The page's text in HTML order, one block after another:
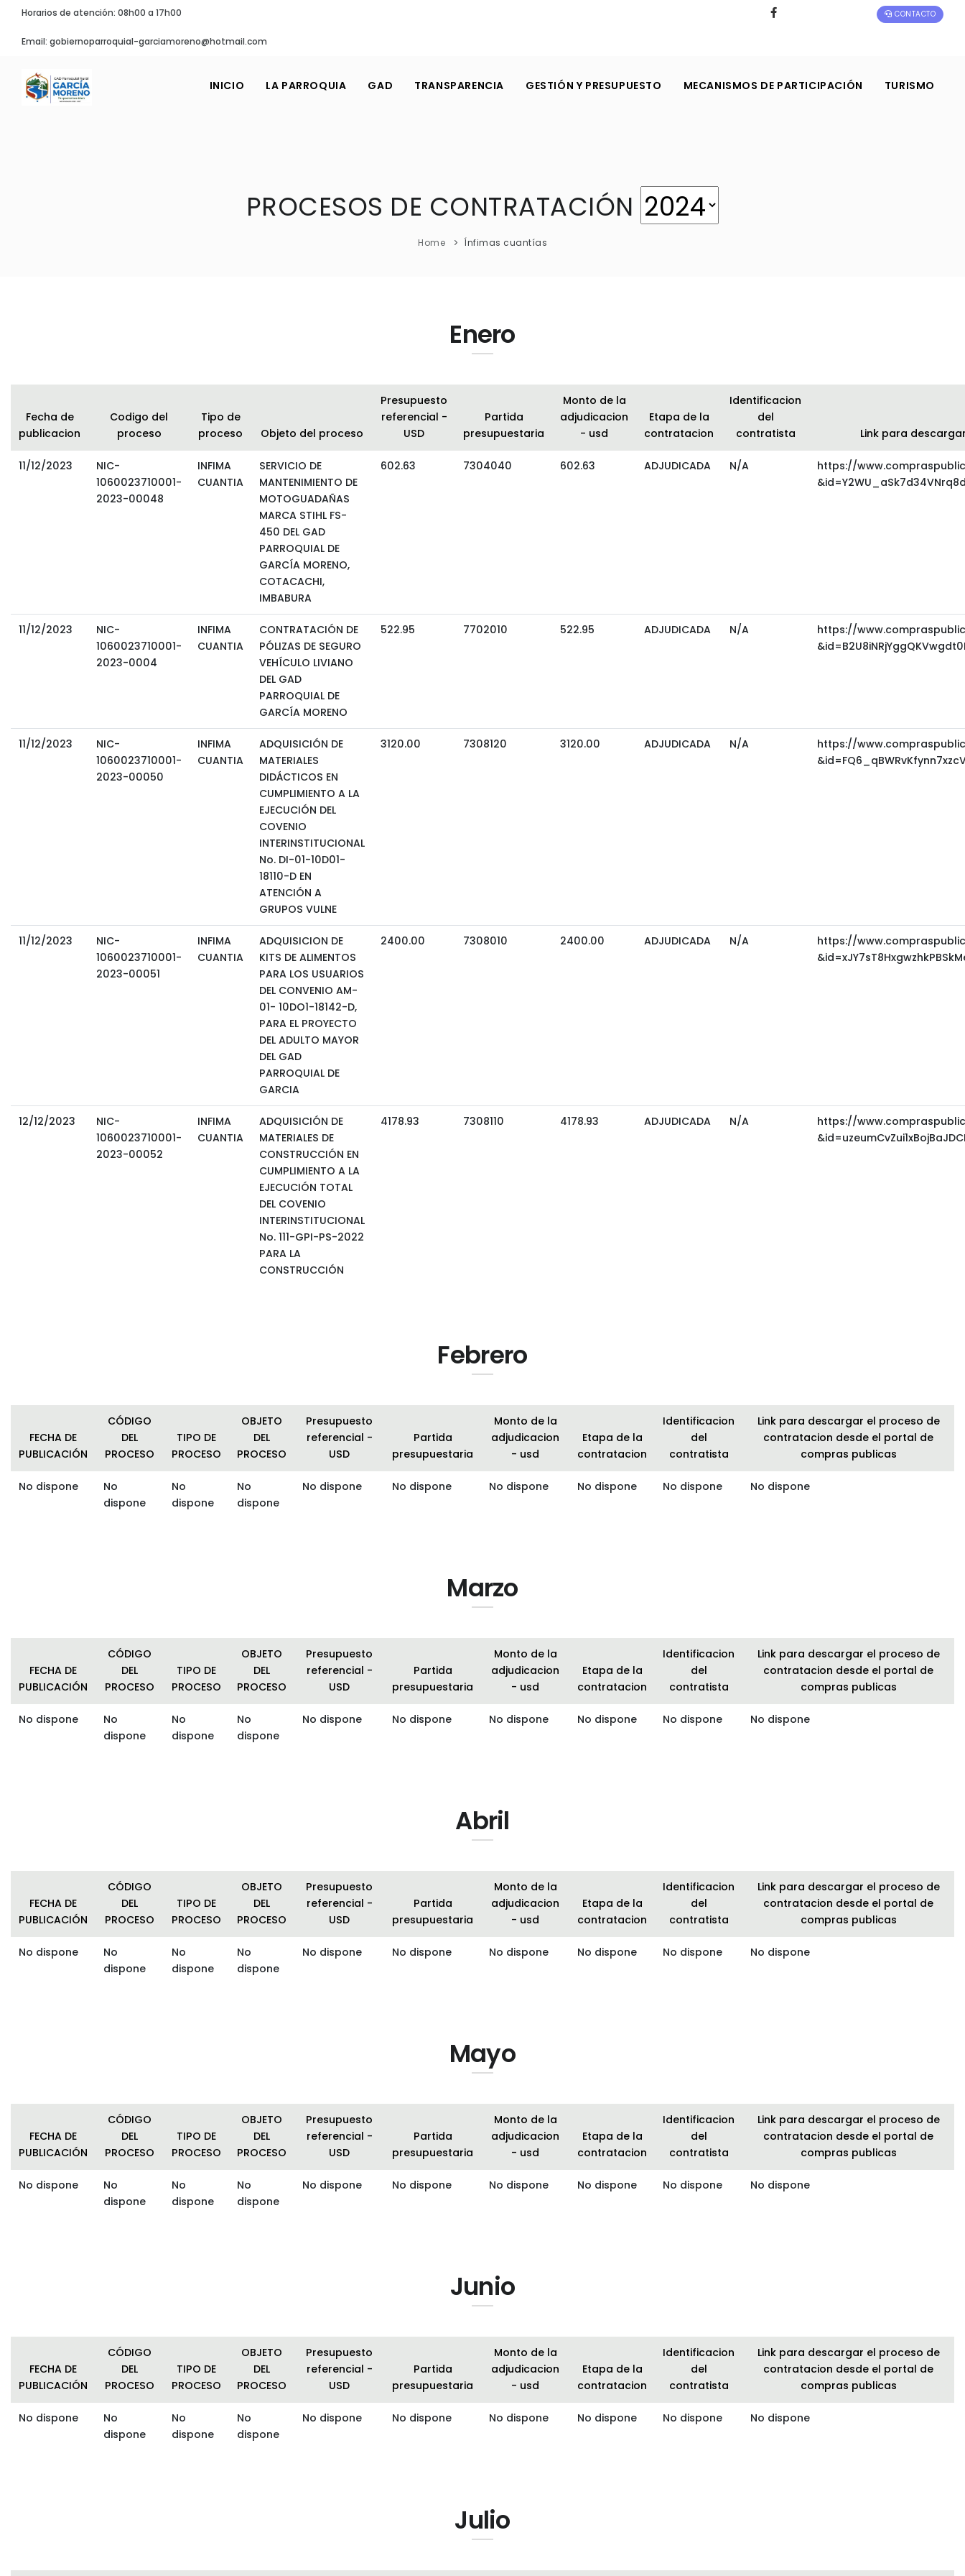
Horarios de atención: 08h00 a 17h00
Email: gobiernoparroquial-garciamoreno@hotmail.com
CONTACTO
INICIO LA PARROQUIA GAD TRANSPARENCIA GESTIÓN Y PRESUPUESTO MECANISMOS DE PARTICIPACIÓN TURISMO
PROCESOS DE CONTRATACIÓN
Home Ínfimas cuantías
Enero
Fecha de
publicacion
Codigo del
proceso
Tipo de
proceso
Objeto del proceso
Presupuesto
referencial -
USD
Partida
presupuestaria
Monto de la
adjudicacion
- usd
Etapa de la
contratacion
Identificacion
del
contratista
Link para
11/12/2023
NIC-
1060023710001-
2023-00048
INFIMA
CUANTIA
SERVICIO DE
MANTENIMIENTO DE
MOTOGUADAÑAS
MARCA STIHL FS-
450 DEL GAD
PARROQUIAL DE
GARCÍA MORENO,
COTACACHI,
IMBABURA
602.63 7304040 602.63 ADJUDICADA N/A
https://
11/12/2023
NIC-
1060023710001-
2023-0004
INFIMA
CUANTIA
CONTRATACIÓN DE
PÓLIZAS DE SEGURO
VEHÍCULO LIVIANO
DEL GAD
PARROQUIAL DE
GARCÍA MORENO
522.95 7702010 522.95 ADJUDICADA N/A
https://
11/12/2023
NIC-
1060023710001-
2023-00050
INFIMA
CUANTIA
ADQUISICIÓN DE
MATERIALES
DIDÁCTICOS EN
CUMPLIMIENTO A LA
EJECUCIÓN DEL
COVENIO
INTERINSTITUCIONAL
No. DI-01-10D01-
18110-D EN
ATENCIÓN A
GRUPOS VULNE
3120.00 7308120 3120.00 ADJUDICADA N/A
https://
11/12/2023
NIC-
1060023710001-
2023-00051
INFIMA
CUANTIA
ADQUISICION DE
KITS DE ALIMENTOS
PARA LOS USUARIOS
DEL CONVENIO AM-
01- 10DO1-18142-D,
PARA EL PROYECTO
DEL ADULTO MAYOR
DEL GAD
PARROQUIAL DE
GARCIA
2400.00 7308010 2400.00 ADJUDICADA N/A
https://
12/12/2023
NIC-
1060023710001-
2023-00052
INFIMA
CUANTIA
ADQUISICIÓN DE
MATERIALES DE
CONSTRUCCIÓN EN
CUMPLIMIENTO A LA
EJECUCIÓN TOTAL
DEL COVENIO
INTERINSTITUCIONAL
No. 111-GPI-PS-2022
PARA LA
CONSTRUCCIÓN
4178.93 7308110 4178.93 ADJUDICADA N/A
https://
Febrero
FECHA DE
PUBLICACIÓN
CÓDIGO
DEL
PROCESO
TIPO DE
PROCESO
OBJETO
DEL
PROCESO
Presupuesto
referencial -
USD
Partida
presupuestaria
Monto de la
adjudicacion
- usd
Etapa de la
contratacion
Identificacion
del
contratista
Link para descargar el proceso de
contratacion desde el portal de
compras publicas
No dispone
No
dispone
No
dispone
No
dispone
No dispone No dispone No dispone No dispone No dispone No dispone
Marzo
FECHA DE
PUBLICACIÓN
CÓDIGO
DEL
PROCESO
TIPO DE
PROCESO
OBJETO
DEL
PROCESO
Presupuesto
referencial -
USD
Partida
presupuestaria
Monto de la
adjudicacion
- usd
Etapa de la
contratacion
Identificacion
del
contratista
Link para descargar el proceso de
contratacion desde el portal de
compras publicas
No dispone
No
dispone
No
dispone
No
dispone
No dispone No dispone No dispone No dispone No dispone No dispone
Abril
FECHA DE
PUBLICACIÓN
CÓDIGO
DEL
PROCESO
TIPO DE
PROCESO
OBJETO
DEL
PROCESO
Presupuesto
referencial -
USD
Partida
presupuestaria
Monto de la
adjudicacion
- usd
Etapa de la
contratacion
Identificacion
del
contratista
Link para descargar el proceso de
contratacion desde el portal de
compras publicas
No dispone
No
dispone
No
dispone
No
dispone
No dispone No dispone No dispone No dispone No dispone No dispone
Mayo
FECHA DE
PUBLICACIÓN
CÓDIGO
DEL
PROCESO
TIPO DE
PROCESO
OBJETO
DEL
PROCESO
Presupuesto
referencial -
USD
Partida
presupuestaria
Monto de la
adjudicacion
- usd
Etapa de la
contratacion
Identificacion
del
contratista
Link para descargar el proceso de
contratacion desde el portal de
compras publicas
No dispone
No
dispone
No
dispone
No
dispone
No dispone No dispone No dispone No dispone No dispone No dispone
Junio
FECHA DE
PUBLICACIÓN
CÓDIGO
DEL
PROCESO
TIPO DE
PROCESO
OBJETO
DEL
PROCESO
Presupuesto
referencial -
USD
Partida
presupuestaria
Monto de la
adjudicacion
- usd
Etapa de la
contratacion
Identificacion
del
contratista
Link para descargar el proceso de
contratacion desde el portal de
compras publicas
No dispone
No
dispone
No
dispone
No
dispone
No dispone No dispone No dispone No dispone No dispone No dispone
Julio